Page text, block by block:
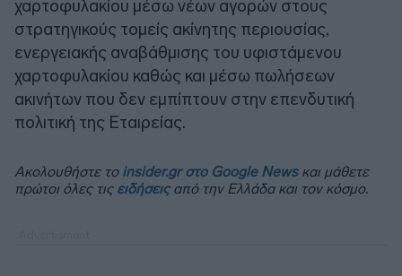
χαρτοφυλακίου μέσω νέων αγορών στους
στρατηγικούς τομείς ακίνητης περιουσίας,
ενεργειακής αναβάθμισης του υφιστάμενου
χαρτοφυλακίου καθώς και μέσω πωλήσεων
ακινήτων που δεν εμπίπτουν στην επενδυτική
πολιτική της Εταιρείας.
Ακολουθήστε το insider.gr στο Google Newsκαι μάθετε
πρώτοι όλες τις ειδήσειςαπό την Ελλάδα και τον κόσμο.